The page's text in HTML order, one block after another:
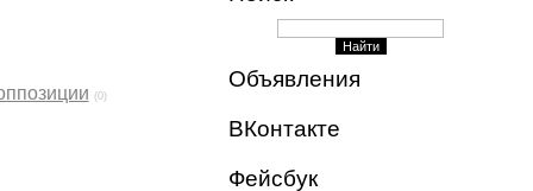
(0)
Объявления
ВКонтакте
Фейсбук